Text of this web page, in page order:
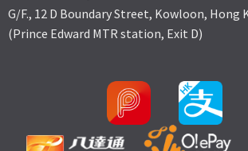
G/F., 12 D Boundary Street, Kowloon, Hong
(Prince Edward MTR station, Exit D)